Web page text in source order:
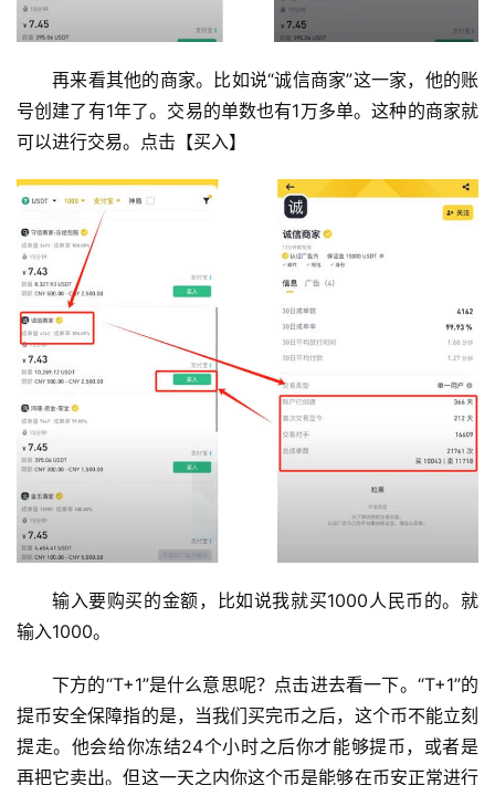
再来看其他的商家。比如说“诚信商家”这一家，他的账
号创建了有1年了。交易的单数也有1万多单。这种的商家就
可以进行交易。点击【买入】
输入要购买的金额，比如说我就买1000人民币的。就
输入1000。
下方的“T+1”是什么意思呢？点击进去看一下。“T+1”的
提币安全保障指的是，当我们买完币之后，这个币不能立刻
提走。他会给你冻结24个小时之后你才能够提币，或者是
再把它卖出。但这一天之内你这个币是能够在币安正常进行